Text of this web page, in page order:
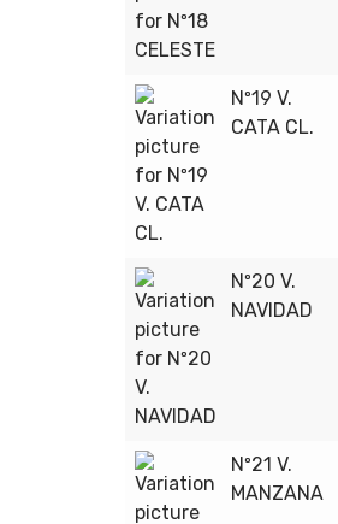
Nº19 V.
CATA CL.
Nº20 V.
NAVIDAD
Nº21 V.
MANZANA